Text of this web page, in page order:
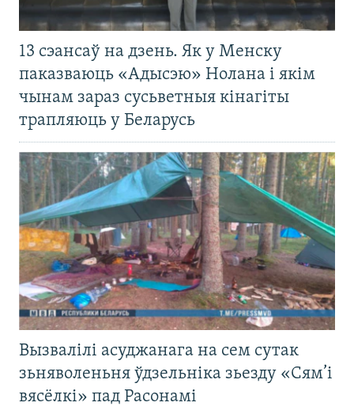
13 сэансаў на дзень. Як у Менску
паказваюць «Адысэю» Нолана і якім
чынам зараз сусьветныя кінагіты
трапляюць у Беларусь
Вызвалілі асуджанага на сем сутак
зьняволеньня ўдзельніка зьезду «Сям’і
вясёлкі» пад Расонамі